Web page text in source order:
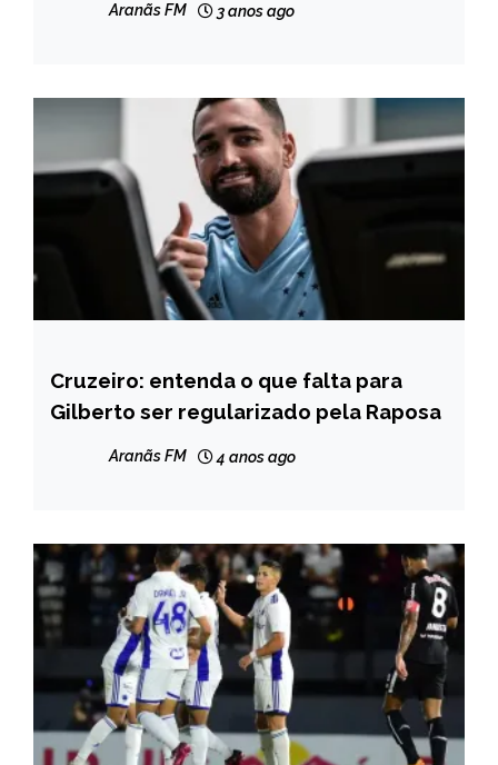
Aranãs FM 3 anos ago
ESPORTES
Cruzeiro: entenda o que falta para
Gilberto ser regularizado pela Raposa
Aranãs FM 4 anos ago